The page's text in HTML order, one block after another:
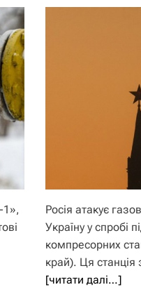
1»,
Росія атакує
Україну у спробі
компресорних
край). Ця станція
[читати далі…]